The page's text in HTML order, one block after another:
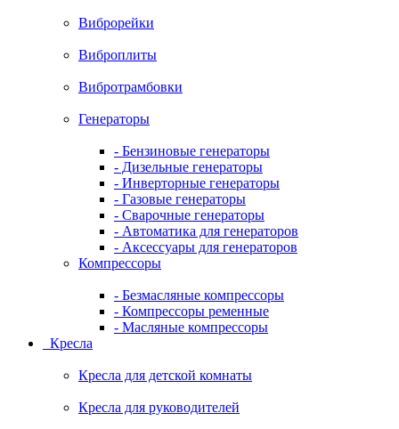
Виброрейки
Виброплиты
Вибротрамбовки
Генераторы
- Бензиновые генераторы
- Дизельные генераторы
- Инверторные генераторы
- Газовые генераторы
- Сварочные генераторы
- Автоматика для генераторов
- Аксессуары для генераторов
Компрессоры
- Безмасляные компрессоры
- Компрессоры ременные
- Масляные компрессоры
Кресла
Кресла для детской комнаты
Кресла для руководителей